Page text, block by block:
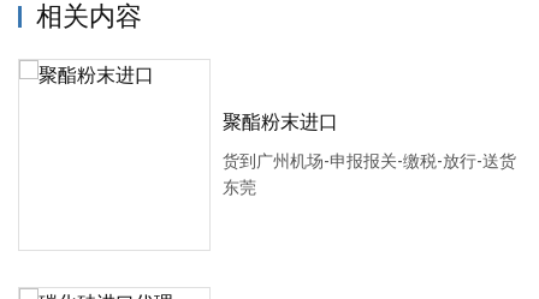
相关内容
聚酯粉末进口
货到广州机场-申报报关-缴税-放行-送货
东莞